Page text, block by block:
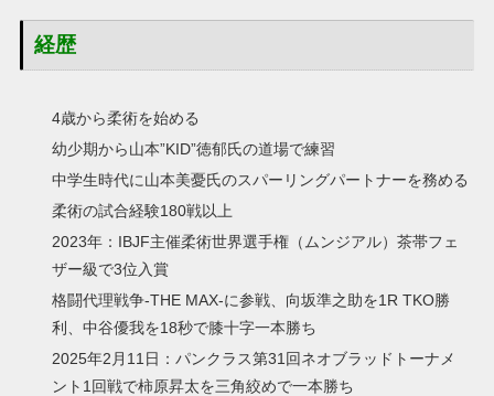
経歴
4歳から柔術を始める
幼少期から山本”KID”徳郁氏の道場で練習
中学生時代に山本美憂氏のスパーリングパートナーを務める
柔術の試合経験180戦以上
2023年：IBJF主催柔術世界選手権（ムンジアル）茶帯フェ
ザー級で3位入賞
格闘代理戦争-THE MAX-に参戦、向坂準之助を1R TKO勝
利、中谷優我を18秒で膝十字一本勝ち
2025年2月11日：パンクラス第31回ネオブラッドトーナメ
ント1回戦で柿原昇太を三角絞めで一本勝ち